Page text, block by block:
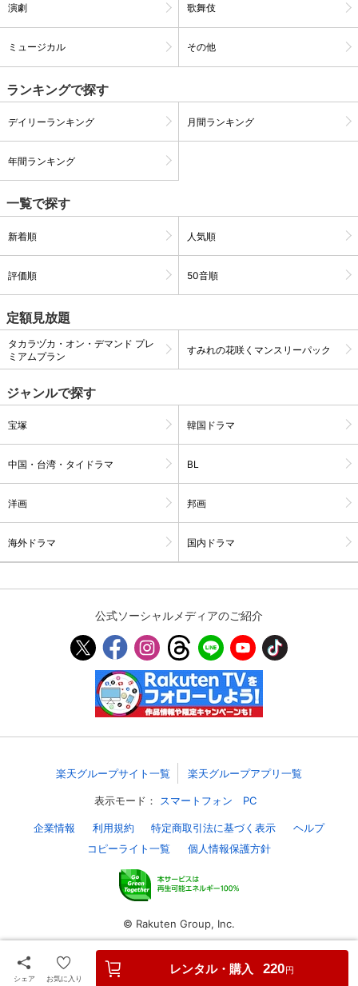
会員設定 会員情報 閉じる
会員情報変更
購入明細
現在獲得済みのお得なクーポンを確認でき
購入履歴
レンタル、購入、定額見放題の購入履歴の
確認が可能です。こちらから視聴いただく
と便利です。
能です。
閲覧履歴
サイト内の閲覧履歴を確認できます。履歴
サイト内で表示される作品の表示制限が可
す。
視聴デバイス一覧
スマホなどでRakuten TVを視聴する際のデ
視聴年齢制限の変更時にパスコード入力が
求められるのでお子さまがいても安心で
メルマガ
メルマガの配信停止、配信先のメールアド
レスの変更が可能です。
定額見放題解約
定額見放題コンテンツの解約はこちらから
可能です。
ログアウト
シェア お気に入り
レンタル・購入 220 円
演劇 歌舞伎
ミュージカル その他
ランキングで探す
デイリーランキング 月間ランキング
年間ランキング
一覧で探す
新着順 人気順
評価順 50音順
定額見放題
タカラヅカ・オン・デマンド プレ
ミアムプラン
すみれの花咲くマンスリーパック
ジャンルで探す
宝塚 韓国ドラマ
中国・台湾・タイドラマ BL
洋画 邦画
海外ドラマ 国内ドラマ
公式ソーシャルメディアのご紹介
楽天グループサイト一覧 楽天グループアプリ一覧
表示モード： スマートフォン PC
企業情報 利用規約 特定商取引法に基づく表示
ヘルプ
コピーライト一覧
個人情報保護方針
© Rakuten Group, Inc.